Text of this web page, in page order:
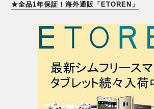
★全品1年保証！海外通販「ETOREN」